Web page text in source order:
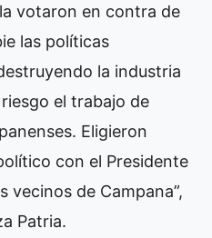
votaron en contra de
las políticas
la industria
el trabajo de
Eligieron
con el Presidente
vecinos de Campana”,
Patria.